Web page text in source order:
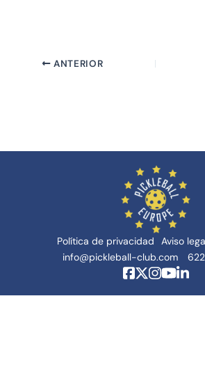
ANTERIOR
Política de privacidad
Aviso
info@pickleball-club.com